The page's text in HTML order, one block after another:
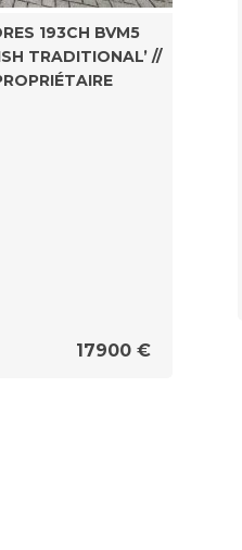
193CH BVM5
TRADITIONAL’ //
17900 €